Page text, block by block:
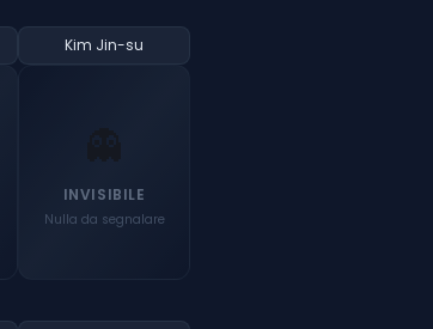
Kim Jin-su
INVISIBILE
Nulla da segnalare